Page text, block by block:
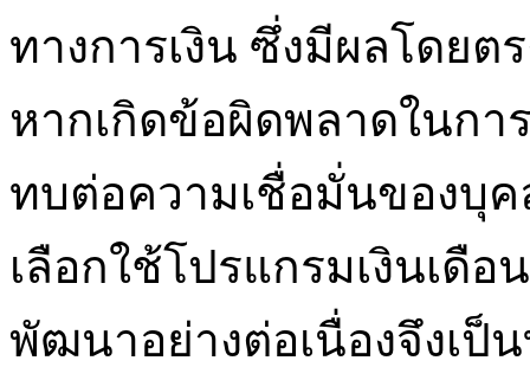
ทางการเงิน ซึ่งมีผลโดย
หากเกิดข้อผิดพลาดในกา
ทบต่อความเชื่อมั่นของบุค
เลือกใช้โปรแกรมเงินเดื
พัฒนาอย่างต่อเนื่องจึงเป็